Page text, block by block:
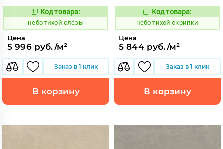
1122096
Код товара:
небо тихой слезы
Цена
5 996 руб./м²
Заказ в 1 клик
В корзину
1122092
Код товара:
небо тихой скрипки
Цена
5 844 руб./м²
Заказ в 1 клик
В корзину